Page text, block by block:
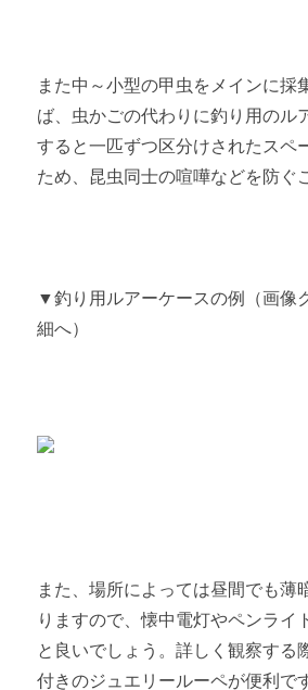
また中～小型の甲虫をメインに採
ば、虫かごの代わりに釣り用のル
すると一匹ずつ区分けされたスペ
ため、昆虫同士の喧嘩などを防ぐ
▼釣り用ルアーケースの例（画像
細へ）
また、場所によっては昼間でも薄
りますので、懐中電灯やペンライ
と良いでしょう。詳しく観察する
付きのジュエリールーペが便利で